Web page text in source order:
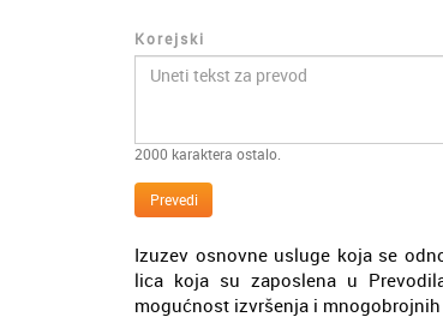
Korejski
2000 karaktera ostalo.
Prevedi
Izuzev osnovne usluge koja se
lica koja su zaposlena u
mogućnost izvršenja i